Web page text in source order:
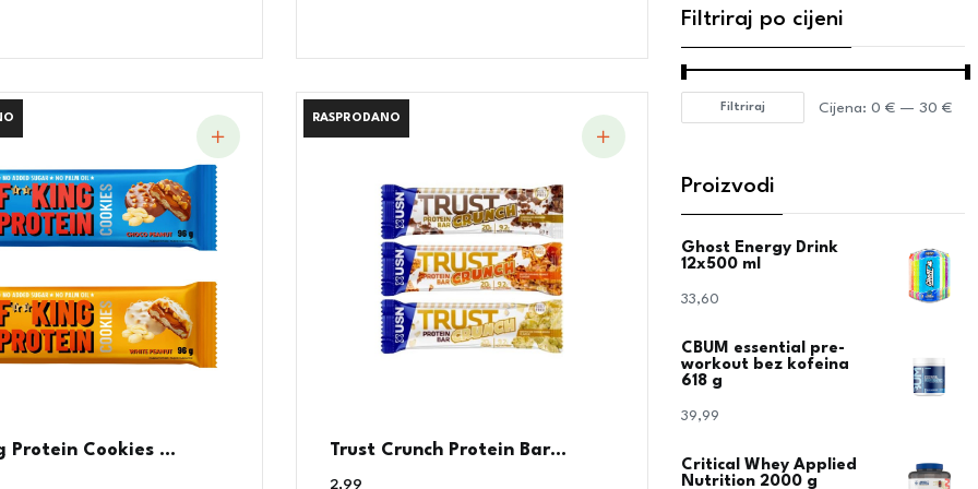
Protein Cookies ...
RASPRODANO
RASPRODANO
Trust Crunch Protein Bar...
2,99
Filtriraj po cijeni
Filtriraj Cijena: 0 €— 30 €
Proizvodi
Ghost Energy Drink
12x500 ml
33,60
CBUM essential pre-
workout bez kofeina
618 g
39,99
Critical Whey Applied
Nutrition 2000 g